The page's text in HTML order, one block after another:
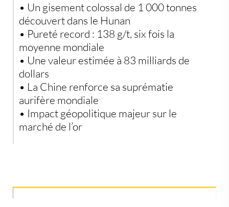
géopolitique majeur
Une course à la sécurisation des ressources
stratégiques
Vers une débancarisation stratégique de l’épargne
• Un gisement colossal de 1 000 tonnes
découvert dans le Hunan
• Pureté record : 138 g/t, six fois la
moyenne mondiale
• Une valeur estimée à 83 milliards de
dollars
• La Chine renforce sa suprématie
aurifère mondiale
• Impact géopolitique majeur sur le
marché de l’or